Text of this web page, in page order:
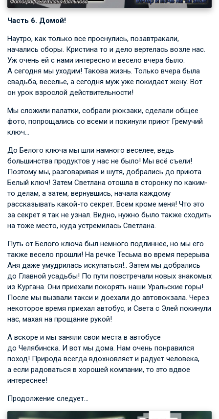
Часть 6. Домой!
Наутро, как только все проснулись, позавтракали,
начались сборы. Кристина то и дело вертелась возле нас.
Уж очень ей с нами интересно и весело вчера было.
А сегодня мы уходим! Такова жизнь. Только вчера была
свадьба, веселье, а сегодня муж уже покидает жену. Вот
он урок взрослой действительности!
Мы сложили палатки, собрали рюкзаки, сделали общее
фото, попрощались со всеми и покинули приют Гремучий
ключ…
До Белого ключа мы шли намного веселее, ведь
большинства продуктов у нас не было! Мы всё съели!
Поэтому мы, разговаривая и шутя, добрались до приюта
Белый ключ! Затем Светлана отошла в сторонку по каким-
то делам, а затем, вернувшись, начала каждому
рассказывать какой-то секрет. Всем кроме меня! Что это
за секрет я так не узнал. Видно, нужно было также сходить
на тоже место, куда устремилась Светлана.
Путь от Белого ключа был немного подлиннее, но мы его
также весело прошли! На речке Тесьма во время перерыва
Аня даже умудрилась искупаться!.. Затем мы добрались
до Главной усадьбы! По пути повстречали новых знакомых
из Кургана. Они приехали покорять наши Уральские горы!
После мы вызвали такси и доехали до автовокзала. Через
некоторое время приехал автобус, и Света с Элей покинули
нас, махая на прощание рукой!
А вскоре и мы заняли свои места в автобусе
до Челябинска. И вот мы дома. Нам очень понравился
поход! Природа всегда вдохновляет и радует человека,
а если радоваться в хорошей компании, то это вдвое
интереснее!
Продолжение следует…